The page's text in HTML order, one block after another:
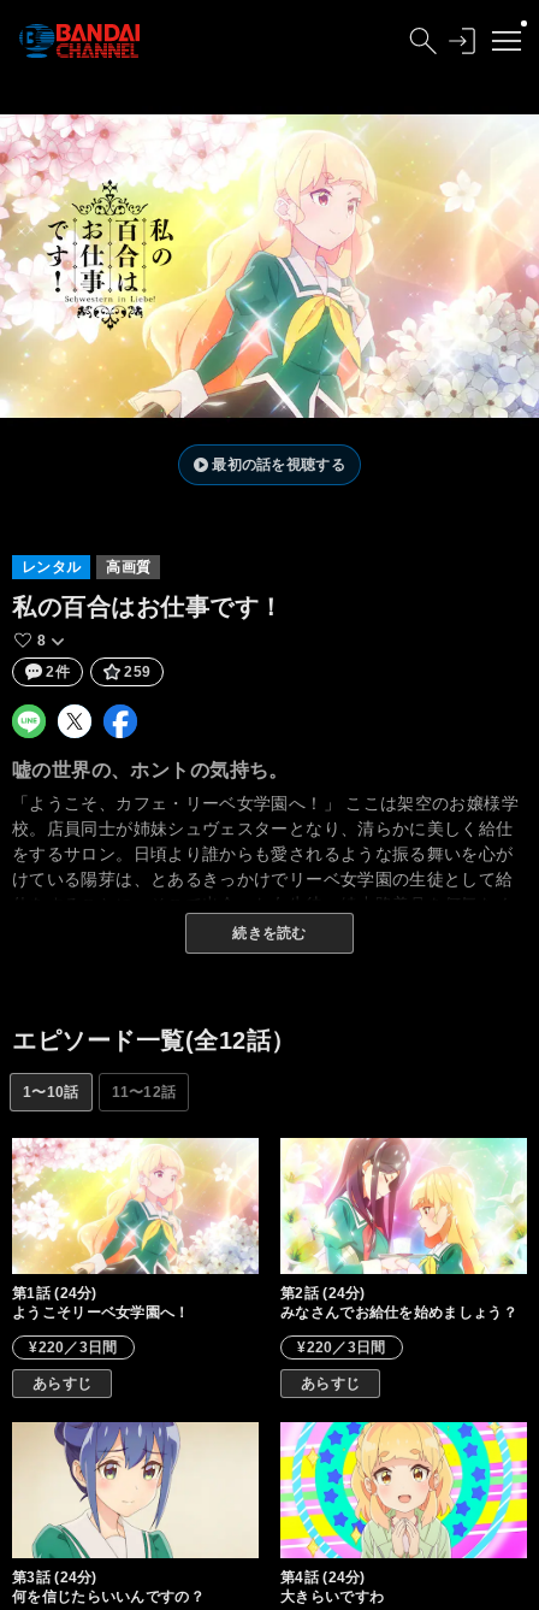
最初の話を視聴する
レンタル 高画質
私の百合はお仕事です！
8
2件
259
嘘の世界の、ホントの気持ち。
「ようこそ、カフェ・リーベ女学園へ！」 ここは架空のお嬢様学
校。店員同士が姉妹シュヴェスターとなり、清らかに美しく給仕
をするサロン。日頃より誰からも愛されるような振る舞いを心が
けている陽芽は、とあるきっかけでリーベ女学園の生徒として給
仕をすることに。そこで出会った女生徒・綾小路美月を何気なく
「お姉さま」と呼んでしまい…？続きを読む
エピソード一覧(全12話）
1〜10話 11〜12話
第1話 (24分)
ようこそリーベ女学園へ！
¥220／3日間
あらすじ
第2話 (24分)
みなさんでお給仕を始めましょう？
¥220／3日間
あらすじ
第3話 (24分)
何を信じたらいいんですの？
第4話 (24分)
大きらいですわ